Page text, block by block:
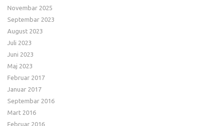
Novembar 2025
Septembar 2023
August 2023
Juli 2023
Juni 2023
Maj 2023
Februar 2017
Januar 2017
Septembar 2016
Mart 2016
Februar 2016